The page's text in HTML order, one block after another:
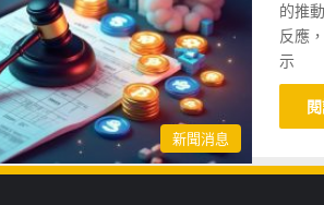
新聞消息
的推
反應
示